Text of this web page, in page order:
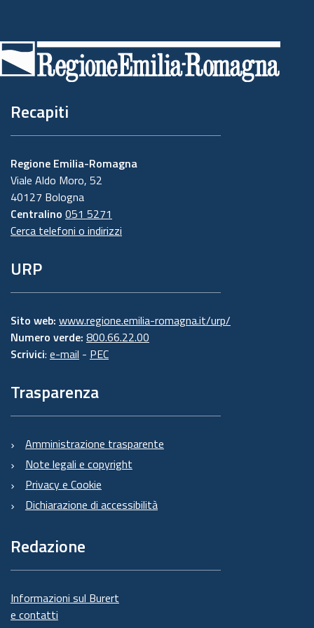
di
pagina
Recapiti
Regione Emilia-Romagna
Viale Aldo Moro, 52
40127 Bologna
Centralino 051 5271
Cerca telefoni o indirizzi
URP
Sito web: www.regione.emilia-romagna.it/urp/
Numero verde: 800.66.22.00
Scrivici: e-mail - PEC
Trasparenza
Amministrazione trasparente
Note legali e copyright
Privacy e Cookie
Dichiarazione di accessibilità
Redazione
Informazioni sul Burert
e contatti